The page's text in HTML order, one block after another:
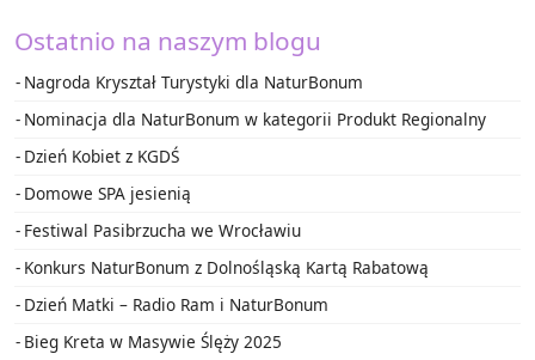
Ostatnio na naszym blogu
Nagroda Kryształ Turystyki dla NaturBonum
Nominacja dla NaturBonum w kategorii Produkt Regionalny
Dzień Kobiet z KGDŚ
Domowe SPA jesienią
Festiwal Pasibrzucha we Wrocławiu
Konkurs NaturBonum z Dolnośląską Kartą Rabatową
Dzień Matki – Radio Ram i NaturBonum
Bieg Kreta w Masywie Ślęży 2025